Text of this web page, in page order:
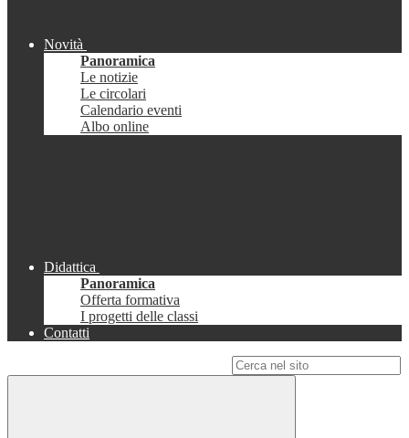
Novità
Panoramica
Le notizie
Le circolari
Calendario eventi
Albo online
Didattica
Panoramica
Offerta formativa
I progetti delle classi
Contatti